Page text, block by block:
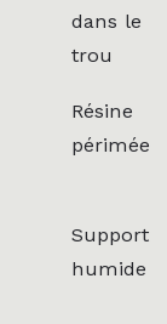
dans le
trou
Résine
périmée
Support
humide